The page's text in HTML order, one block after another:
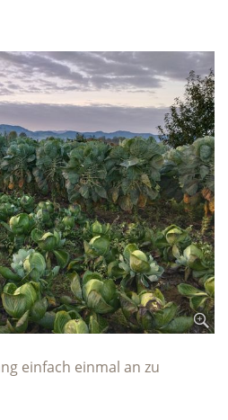
einfach einmal an zu